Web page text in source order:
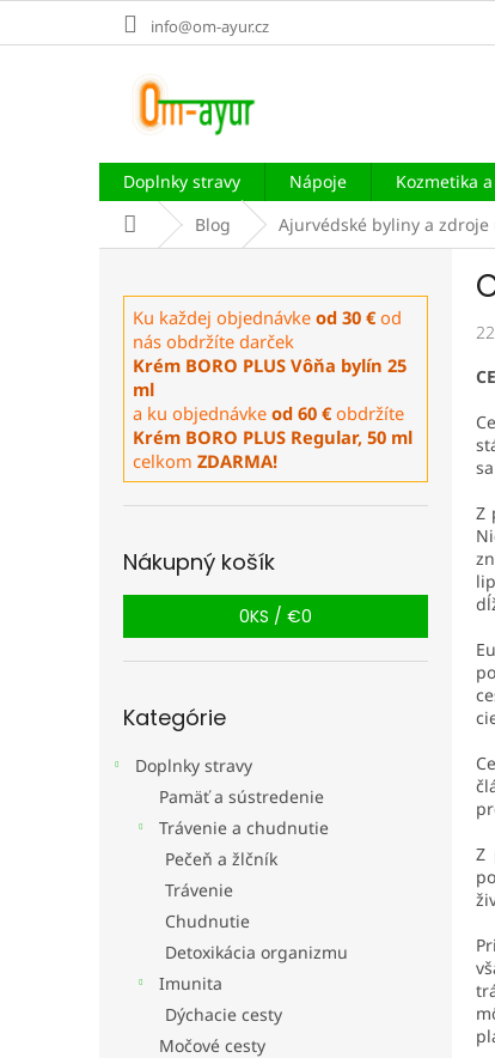
info@om-ayur.cz
Doplnky stravy Nápoje Kozmetika
DomovBlog Ajurvédské byliny a
Ku každej objednávke od 30 € od
nás obdržíte darček
Krém BORO PLUS Vôňa bylín 25
ml
a ku objednávke od 60 € obdržíte
Krém BORO PLUS Regular, 50 ml
celkom ZDARMA!
Nákupný košík
0KS / €0
kategórie
Kategórie
Doplnky stravy
Pamäť a sústredenie
Trávenie a chudnutie
Pečeň a žlčník
Trávenie
Chudnutie
Detoxikácia organizmu
Imunita
Dýchacie cesty
Močové cesty
Z
Z